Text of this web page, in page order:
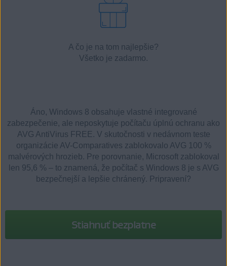
A čo je na tom najlepšie?
Všetko je zadarmo.
Áno, Windows 8 obsahuje vlastné integrované
zabezpečenie, ale neposkytuje počítaču úplnú ochranu ako
AVG AntiVirus FREE. V skutočnosti v nedávnom teste
organizácie AV-Comparatives zablokovalo AVG 100 %
malvérových hrozieb. Pre porovnanie, Microsoft zablokoval
len 95,6 % –to znamená, že počítač s Windows 8 je s AVG
bezpečnejší a lepšie chránený. Pripravení?
Stiahnuť bezplatne